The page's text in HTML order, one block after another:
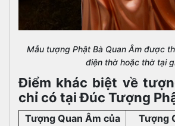
Mẫu tượng Phật Bà Quan Âm được
điện thờ hoặc thờ tại
Điểm khác biệt về
chỉ có tại Đúc Tượng
Tượng Quan Âm của
Tượng